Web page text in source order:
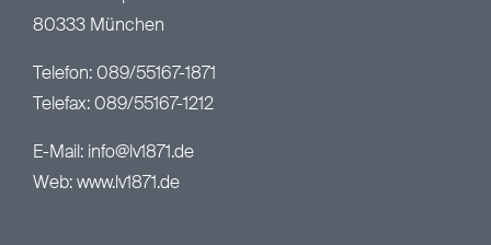
80333 München
Telefon: 089/55167-1871
Telefax: 089/55167-1212
E-Mail: info@lv1871.de
Web: www.lv1871.de